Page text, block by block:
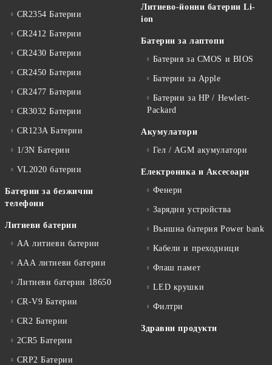
CR2354 Батерии
CR2412 Батерии
CR2430 Батерии
CR2450 Батерии
CR2477 Батерии
CR3032 Батерии
CR123A Батерии
1/3N Батерии
VL2020 батерии
Батерии за безжични
телефони
Литиеви батерии
АА литиеви батерии
ААА литиеви батерии
Литиеви батерии 18650
CR-V9 Батерии
CR2 Батерии
2CR5 Батерии
CRP2 Батерии
Литиево-йонни батерии Li-
ion
Батерии за лаптопи
Батерия за CMOS и BIOS
Батерии за Apple
Батерии за HP / Hewlett-
Packard
Акумулатори
Гел / AGM акумулатори
Електроника и Аксесоари
Фенери
Зарядни устройства
Външна батерия Power bank
Кабели и преходници
Флаш памет
LED крушки
Филтри
Здравни продукти